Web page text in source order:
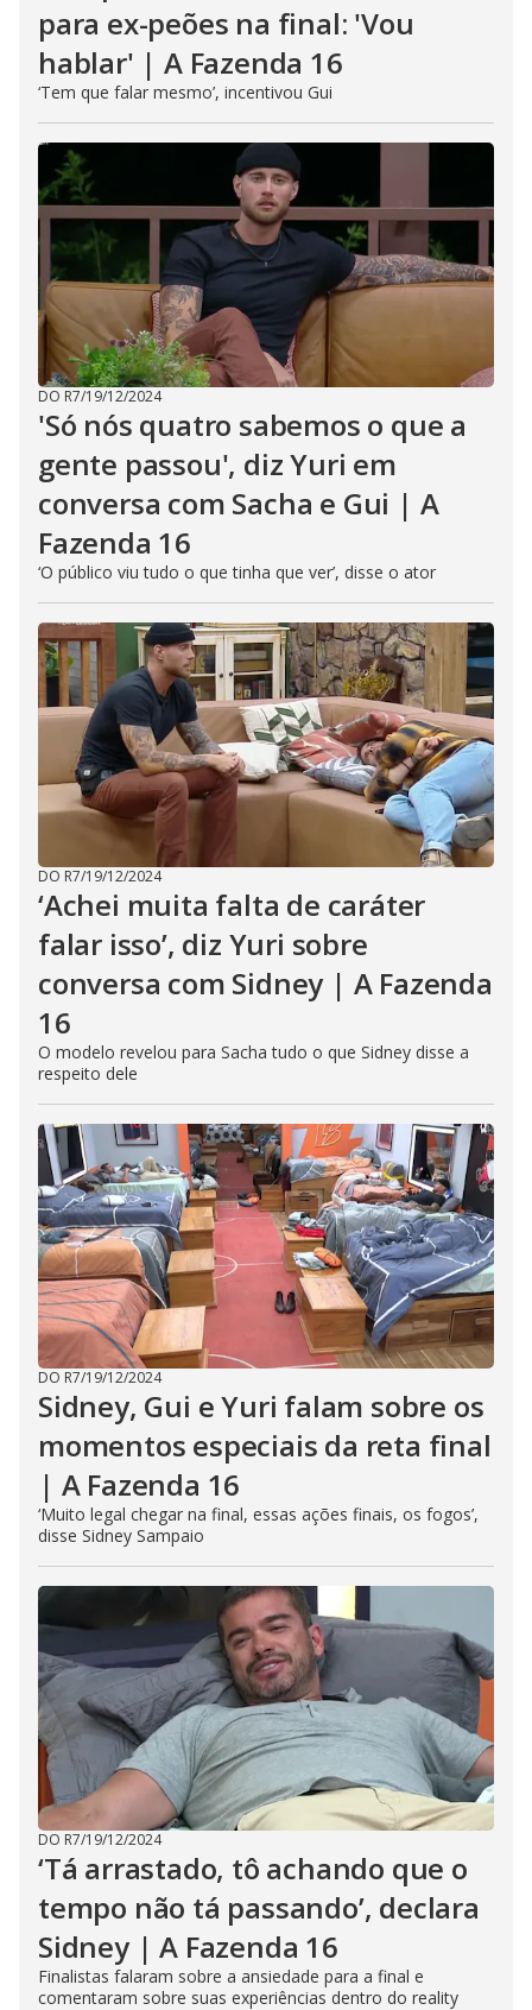
para ex-peões na final: 'Vou
hablar' | A Fazenda 16
‘Tem que falar mesmo’, incentivou Gui
DO R7/19/12/2024
'Só nós quatro sabemos o que a
gente passou', diz Yuri em
conversa com Sacha e Gui | A
Fazenda 16
‘O público viu tudo o que tinha que ver’, disse o ator
DO R7/19/12/2024
‘Achei muita falta de caráter
falar isso’, diz Yuri sobre
conversa com Sidney | A Fazenda
16
O modelo revelou para Sacha tudo o que Sidney disse a
respeito dele
DO R7/19/12/2024
Sidney, Gui e Yuri falam sobre os
momentos especiais da reta final
| A Fazenda 16
‘Muito legal chegar na final, essas ações finais, os fogos’,
disse Sidney Sampaio
DO R7/19/12/2024
‘Tá arrastado, tô achando que o
tempo não tá passando’, declara
Sidney | A Fazenda 16
Finalistas falaram sobre a ansiedade para a final e
comentaram sobre suas experiências dentro do reality